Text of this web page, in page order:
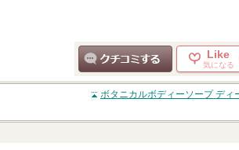
クチコミする
Like
気になる
ボタニカルボディーソープ ディ